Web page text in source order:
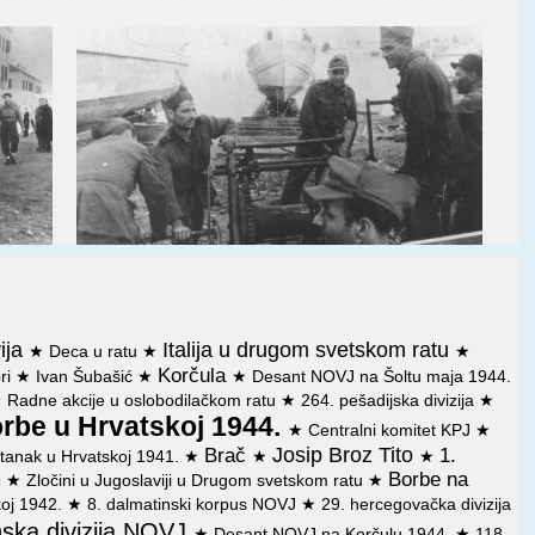
armijskog korpusa od 22 kolovoza 1943 god. o dejstvima
novembra 1943. Glavnom štabu NOV i PO Hrvatske da
štabu Hrvatske
15. novembra 1943. Glavnom štabu NOV i PO Hrvatske da
sa Visa
1943. Štabu Mornarice NOVJ o nalazu komisije za
Visa od 28 novembra 1943 god. Štabu Četvrtog
i automatskog oružja
Visa od 28. studenog 1943. Štabu Četvrtog pomorsko-
oružja
štaba NOV i POJ od 1. decembra 1943. šefu delegacije
materijala na ostrvo Vis
6. decembra 1943. Glavnom štabu NOV i PO Hrvatske da
★ Deca u ratu ★ Italija u drugom svetskom ratu ★
★ Ivan Šubašić ★ Korčula ★ Desant NOVJ na Šoltu maja 1944.
Radne akcije u oslobodilačkom ratu ★ 264. pešadijska divizija ★
u Hrvatskoj 1944. ★Centralni komitet KPJ ★
u Hrvatskoj 1941. ★ Brač ★Josip Broz Tito ★ 1.
★Zločini u Jugoslaviji u Drugom svetskom ratu ★ Borbe na
1942. ★8. dalmatinski korpus NOVJ ★ 29. hercegovačka divizija